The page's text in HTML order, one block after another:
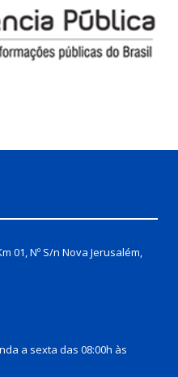
01, Nº S/n Nova Jerusalém,
a sexta das 08:00h às